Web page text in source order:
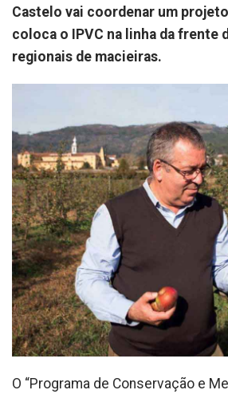
Castelo vai coordenar um
coloca o IPVC na linha da frente
regionais de macieiras.
O “Programa de Conservação e